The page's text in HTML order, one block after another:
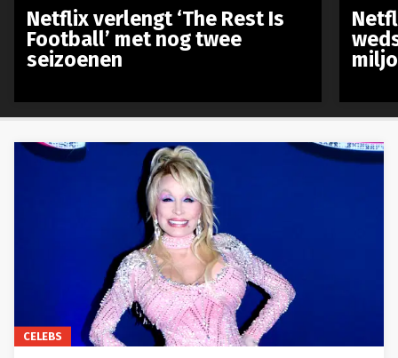
CELEBS
Netflix verlengt ‘The Rest Is
Football’ met nog twee
seizoenen